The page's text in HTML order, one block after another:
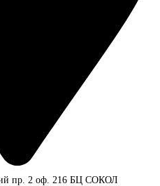
пр. 2 оф. 216 БЦ СОКОЛ